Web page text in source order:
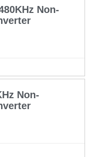
Non-
Non-